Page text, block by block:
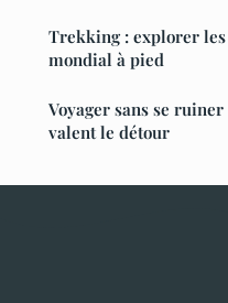
Trekking : explorer
mondial à pied
Voyager sans se
valent le détour